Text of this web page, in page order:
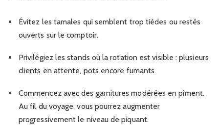
Évitez les tamales qui semblent trop tièdes ou restés
ouverts sur le comptoir.
Privilégiez les stands où la rotation est visible : plusieurs
clients en attente, pots encore fumants.
Commencez avec des garnitures modérées en piment.
Au fil du voyage, vous pourrez augmenter
progressivement le niveau de piquant.